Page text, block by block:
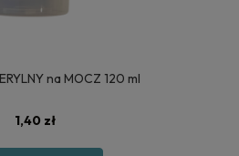
na MOCZ 120 ml
1,40 zł